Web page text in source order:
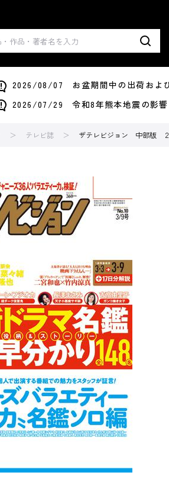
2026/08/07 お盆期間中の出荷およ
2026/07/29 令和8年熊本地震の影響
テレビ誌 ザテレビジョン 中部版